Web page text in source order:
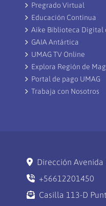
Pregrado Virtual
Educación Continua
Aike Biblioteca Digital
GAIA Antártica
UMAG TV Online
Explora Región de
Portal de pago UMAG
Trabaja con Nosotros
Dirección Avenida
+56612201450
Casilla 113-D